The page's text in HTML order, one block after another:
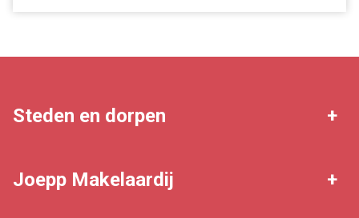
Steden en dorpen
Joepp Makelaardij